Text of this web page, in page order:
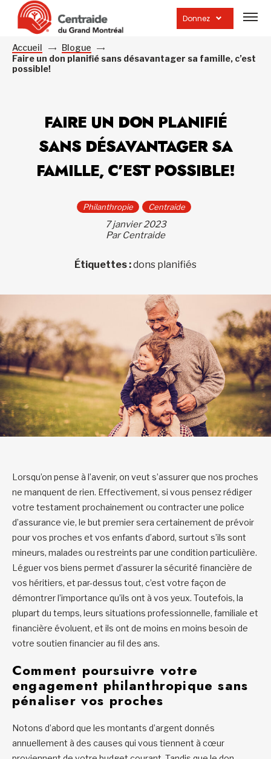
Donnez
la
Accueil
Blogue
Faire un don planifié sans désavantager sa famille, c’est
possible!
FAIRE UN DON PLANIFIÉ
SANS DÉSAVANTAGER SA
FAMILLE, C’EST POSSIBLE!
Philanthropie Centraide
7 janvier 2023
Par Centraide
Étiquettes :dons planifiés
Lorsqu’on pense à l’avenir, on veut s’assurer que nos proches
ne manquent de rien. Effectivement, si vous pensez rédiger
votre testament prochainement ou contracter une police
d’assurance vie, le but premier sera certainement de prévoir
pour vos proches et vos enfants d’abord, surtout s’ils sont
mineurs, malades ou restreints par une condition particulière.
Léguer vos biens permet d’assurer la sécurité financière de
vos héritiers, et par-dessus tout, c’est votre façon de
démontrer l’importance qu’ils ont à vos yeux. Toutefois, la
plupart du temps, leurs situations professionnelle, familiale et
financière évoluent, et ils ont de moins en moins besoin de
votre soutien financier au fil des ans.
Comment poursuivre votre
engagement philanthropique sans
pénaliser vos proches
Notons d’abord que les montants d’argent donnés
annuellement à des causes qui vous tiennent à cœur